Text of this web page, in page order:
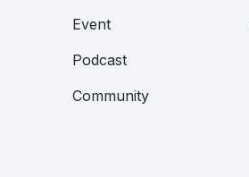
Event
Podcast
Community